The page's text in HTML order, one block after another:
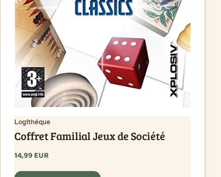
Logithéque
Coffret Familial Jeux de Société
14,99 EUR